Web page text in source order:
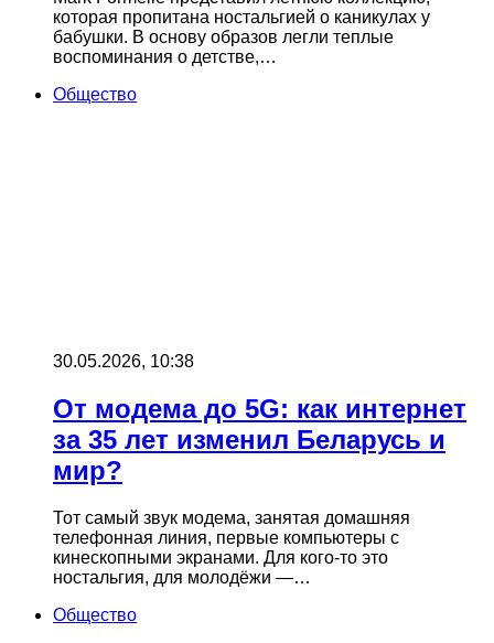
которая пропитана ностальгией о каникулах у
бабушки. В основу образов легли теплые
воспоминания о детстве,…
Общество
30.05.2026, 10:38
От модема до 5G: как интернет
за 35 лет изменил Беларусь и
мир?
Тот самый звук модема, занятая домашняя
телефонная линия, первые компьютеры с
кинескопными экранами. Для кого-то это
ностальгия, для молодёжи —…
Общество